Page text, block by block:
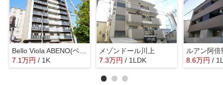
Bello Viola ABENO(ベルビオラ阿倍野）
7.1万円 / 1K
メゾンドール川上
7.3万円 / 1LDK
ルアン阿倍
8.6万円 /